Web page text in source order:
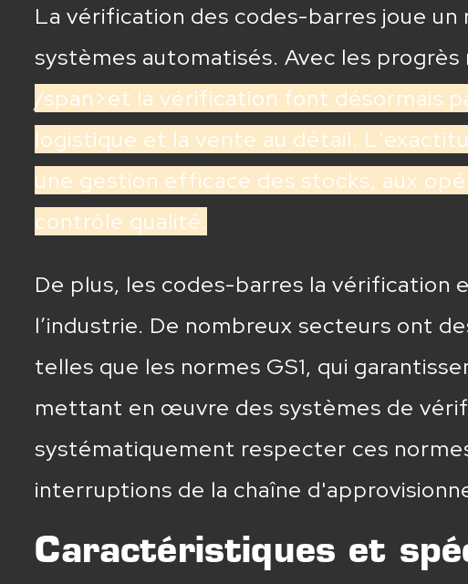
La vérification des codes-barres joue
systèmes automatisés. Avec les
/span>et la vérification font désormais
logistique et la vente au détail.
une gestion efficace des stocks, aux
contrôle qualité.
De plus, les codes-barres la
l’industrie. De nombreux secteurs ont
telles que les normes GS1, qui
mettant en œuvre des systèmes de
systématiquement respecter ces
interruptions de la chaîne
Caractéristiques et